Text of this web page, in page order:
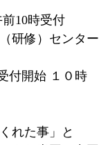
10時受付
研修）センター
開始 １０時
た事」と